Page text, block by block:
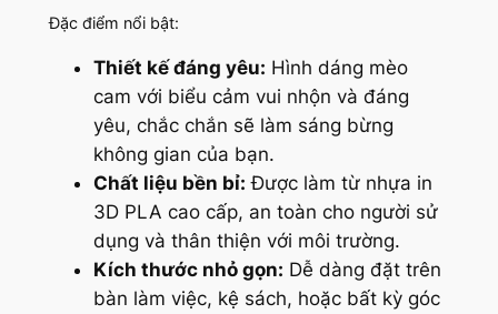
Đặc điểm nổi bật:
Thiết kế đáng yêu: Hình dáng mèo
cam với biểu cảm vui nhộn và đáng
yêu, chắc chắn sẽ làm sáng bừng
không gian của bạn.
Chất liệu bền bỉ: Được làm từ nhựa in
3D PLA cao cấp, an toàn cho người sử
dụng và thân thiện với môi trường.
Kích thước nhỏ gọn: Dễ dàng đặt trên
bàn làm việc, kệ sách, hoặc bất kỳ góc